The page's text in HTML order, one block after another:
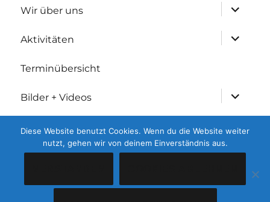
Wir über uns
Aktivitäten
Terminübersicht
Bilder + Videos
anzeigen
Geschichtliches
anzeigen
Kontakt
Gesetzliches
Diese Website benutzt Cookies. Wenn du die Website weiter
nutzt, gehen wir von deinem Einverständnis aus.